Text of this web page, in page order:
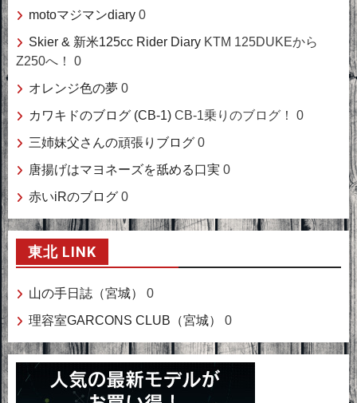
motoマジマンdiary 0
Skier & 新米125cc Rider Diary KTM 125DUKEから
Z250へ！ 0
オレンジ色の夢 0
カワキドのブログ (CB-1) CB-1乗りのブログ！ 0
三姉妹父さんの頑張りブログ 0
唐揚げはマヨネーズを舐める口実 0
赤いiRのブログ 0
東北 LINK
山の手日誌（宮城）
0
理容室GARCONS CLUB（宮城）
0